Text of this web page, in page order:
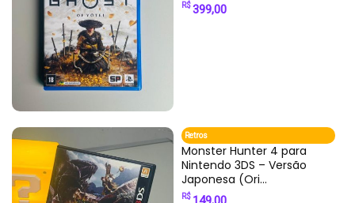
R$399,00
Retros
Monster Hunter 4 para
Nintendo 3DS – Versão
Japonesa (Ori...
R$